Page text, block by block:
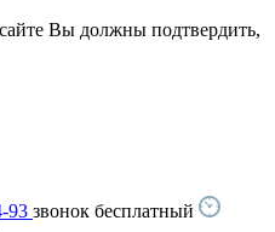
Вы должны подтвердить,
93 звонок бесплатный